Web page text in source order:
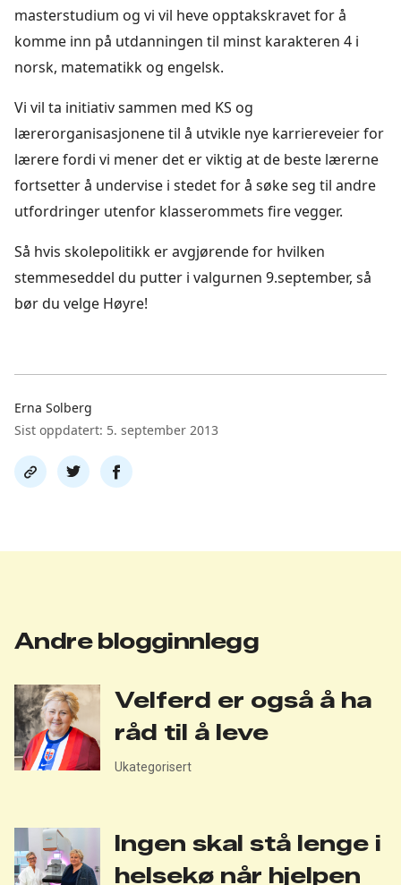
masterstudium og vi vil heve opptakskravet for å
komme inn på utdanningen til minst karakteren 4 i
norsk, matematikk og engelsk.
Vi vil ta initiativ sammen med KS og
lærerorganisasjonene til å utvikle nye karriereveier for
lærere fordi vi mener det er viktig at de beste lærerne
fortsetter å undervise i stedet for å søke seg til andre
utfordringer utenfor klasserommets fire vegger.
Så hvis skolepolitikk er avgjørende for hvilken
stemmeseddel du putter i valgurnen 9.september, så
bør du velge Høyre!
Erna Solberg
Sist oppdatert: 5. september 2013
Del
link
Del
på
Del
på
Andre blogginnlegg
Velferd er også å ha
råd til å leve
Ukategorisert
Ingen skal stå lenge i
helsekø når hjelpen